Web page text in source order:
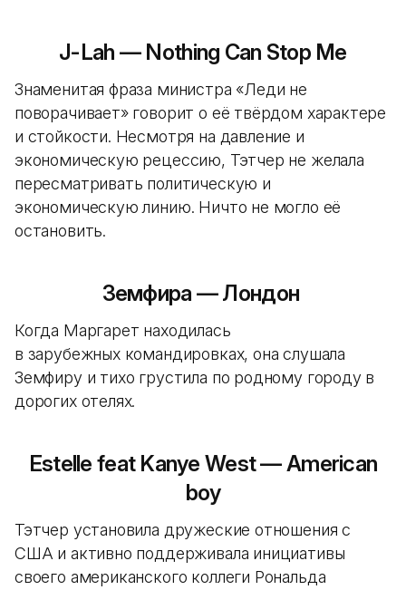
J-Lah — Nothing Can Stop Me
Знаменитая фраза министра «Леди не
поворачивает» говорит о её твёрдом характере
и стойкости. Несмотря на давление и
экономическую рецессию, Тэтчер не желала
пересматривать политическую и
экономическую линию. Ничто не могло её
остановить.
Земфира — Лондон
Когда Маргарет находилась
в зарубежных командировках, она слушала
Земфиру и тихо грустила по родному городу в
дорогих отелях.
Estelle feat Kanye West — American
boy
Тэтчер установила дружеские отношения с
США и активно поддерживала инициативы
своего американского коллеги Рональда